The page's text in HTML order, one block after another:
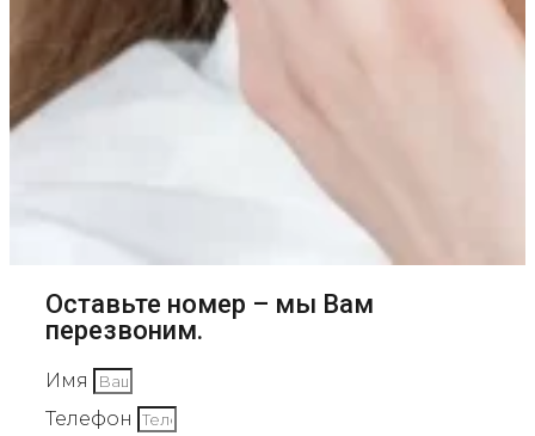
Оставьте номер – мы Вам
перезвоним.
Имя
Телефон